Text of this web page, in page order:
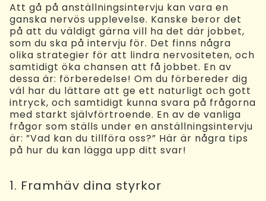
Att gå på anställningsintervju kan vara en
ganska nervös upplevelse. Kanske beror det
på att du väldigt gärna vill ha det där jobbet,
som du ska på intervju för. Det finns några
olika strategier för att lindra nervositeten, och
samtidigt öka chansen att få jobbet. En av
dessa är: förberedelse! Om du förbereder dig
väl har du lättare att ge ett naturligt och gott
intryck, och samtidigt kunna svara på frågorna
med starkt självförtroende. En av de vanliga
frågor som ställs under en anställningsintervju
är: ”Vad kan du tillföra oss?” Här är några tips
på hur du kan lägga upp ditt svar!
1. Framhäv dina styrkor